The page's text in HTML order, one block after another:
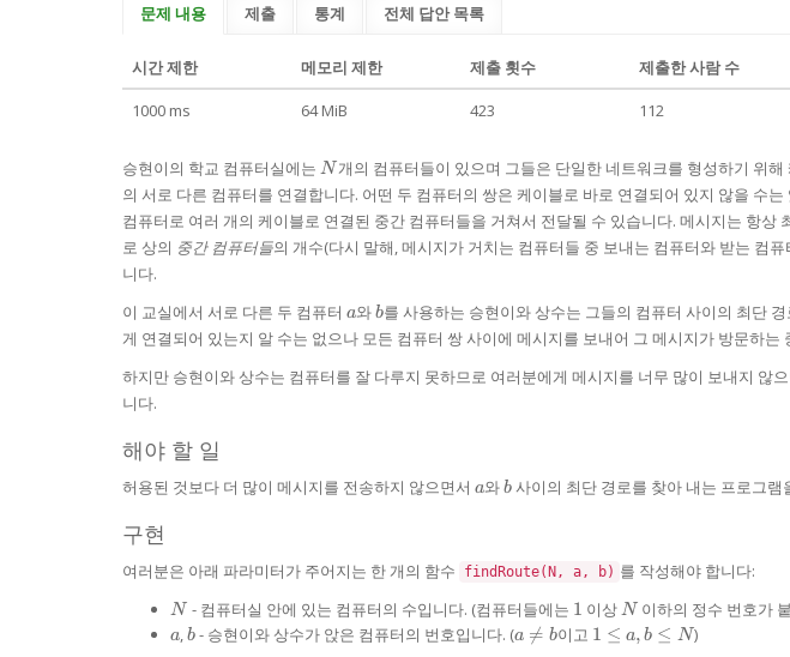
문제 내용 제출 통계 전체 답안 목록
시간 제한 메모리 제한 제출 횟수 제출한 사람 수
1000 ms
64 MiB 423 112
승현이의 학교 컴퓨터실에는 N
N개의 컴퓨터들이 있으며 그들은 단일한 네트워크를 형성하기 위
의 서로 다른 컴퓨터를 연결합니다. 어떤 두 컴퓨터의 쌍은 케이블로 바로 연결되어 있지 않을 수
컴퓨터로 여러 개의 케이블로 연결된 중간 컴퓨터들을 거쳐서 전달될 수 있습니다. 메시지는 항상
로 상의 중간 컴퓨터들의 개수(다시 말해, 메시지가 거치는 컴퓨터들 중 보내는 컴퓨터와 받는 컴
니다.
이 교실에서 서로 다른 두 컴퓨터 a
a와b
b를 사용하는 승현이와 상수는 그들의 컴퓨터 사이의 최단
게 연결되어 있는지 알 수는 없으나 모든 컴퓨터 쌍 사이에 메시지를 보내어 그 메시지가 방문하는
하지만 승현이와 상수는 컴퓨터를 잘 다루지 못하므로 여러분에게 메시지를 너무 많이 보내지 않
니다.
해야 할 일
허용된 것보다 더 많이 메시지를 전송하지 않으면서 a
a와b
b 사이의 최단 경로를 찾아 내는 프로그램
구현
여러분은 아래 파라미터가 주어지는 한 개의 함수 findRoute(N, a, b) 를 작성해야 합니다:
N
N - 컴퓨터실 안에 있는 컴퓨터의 수입니다. (컴퓨터들에는 11 이상 N
N 이하의 정수 번호가
a
a,b
b - 승현이와 상수가 앉은 컴퓨터의 번호입니다. (a
a 
= b이고 11 ≤ a, b ≤ N)